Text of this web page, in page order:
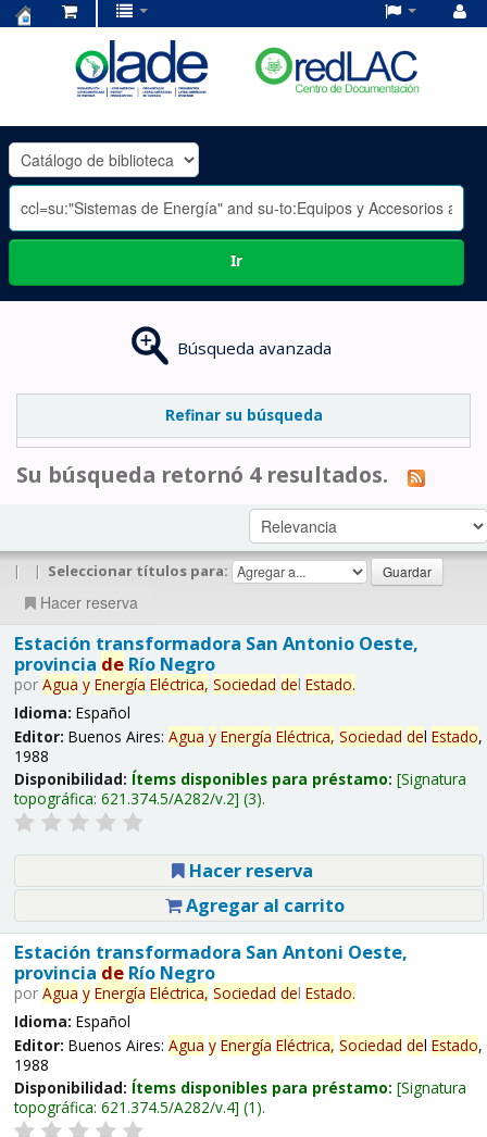
OLADE
-
Ir
Búsqueda avanzada
Refinar su búsqueda
Su búsqueda retornó 4 resultados.
| | Seleccionar títulos para:
Hacer reserva
Estación transformadora San Antonio Oeste,
provincia deRío Negro
por Agua y Energía Eléctrica, Sociedad del Estado.
Idioma: Español
Editor: Buenos Aires: Agua y Energía Eléctrica, Sociedad del Estado,
1988
Disponibilidad: Ítems disponibles para préstamo: Signatura
topográfica: 621.374.5/A282/v.2 (3).
Hacer reserva
Agregar al carrito
Estación transformadora San Antoni Oeste,
provincia deRío Negro
por Agua y Energía Eléctrica, Sociedad del Estado.
Idioma: Español
Editor: Buenos Aires: Agua y Energía Eléctrica, Sociedad del Estado,
1988
Disponibilidad: Ítems disponibles para préstamo: Signatura
topográfica: 621.374.5/A282/v.4 (1).